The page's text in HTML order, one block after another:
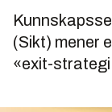
(Sikt) mener
«exit-